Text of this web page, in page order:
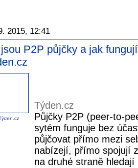
2015, 12:41
P2P půjčky a jak
Týden.cz
Půjčky P2P (peer-to-
sytém funguje bez
půjčovat přímo mezi
nabízejí, přímo spojují
na druhé straně hledají